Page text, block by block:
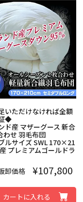
いただけなければ全額
◆
ド産 マザーグース 新合
わせ 羽毛布団
ルサイズ SWL 170×21
プレミアムゴールドラ
卸価格
¥107,800
カートに入れる